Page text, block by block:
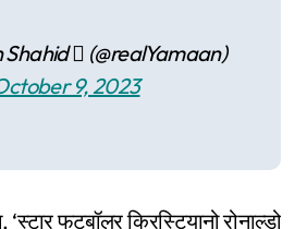
 (@realYamaan)
9, 2023
फुटबॉलर क्रिस्टियानो रोनाल्डो